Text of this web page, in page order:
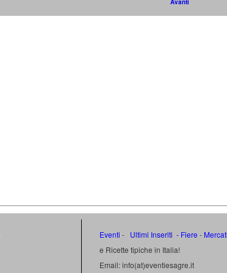
Avanti
Eventi - Ultimi Inseriti - Fiere -
e Ricette tipiche in Italia!
Email: info(at)eventiesagre.it